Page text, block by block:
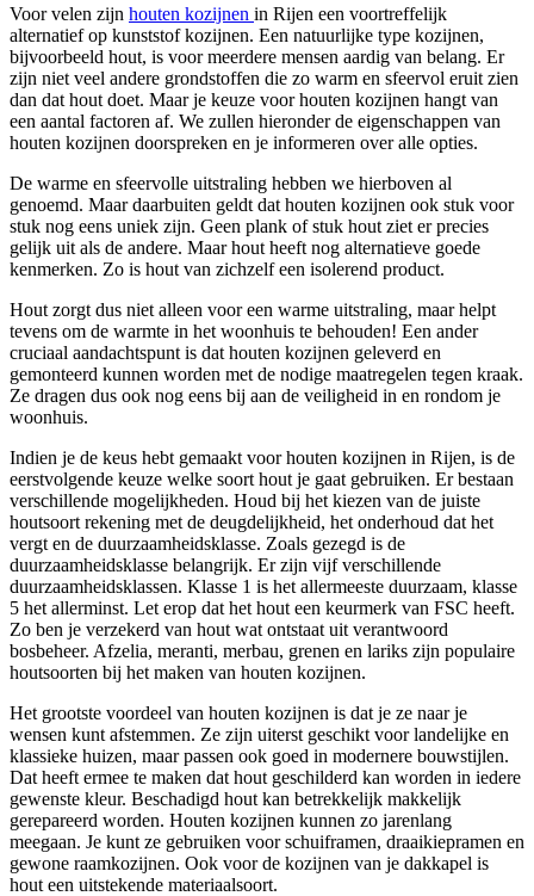
Voor velen zijn houten kozijnen in Rijen een voortreffelijk
alternatief op kunststof kozijnen. Een natuurlijke type kozijnen,
bijvoorbeeld hout, is voor meerdere mensen aardig van belang. Er
zijn niet veel andere grondstoffen die zo warm en sfeervol eruit zien
dan dat hout doet. Maar je keuze voor houten kozijnen hangt van
een aantal factoren af. We zullen hieronder de eigenschappen van
houten kozijnen doorspreken en je informeren over alle opties.
De warme en sfeervolle uitstraling hebben we hierboven al
genoemd. Maar daarbuiten geldt dat houten kozijnen ook stuk voor
stuk nog eens uniek zijn. Geen plank of stuk hout ziet er precies
gelijk uit als de andere. Maar hout heeft nog alternatieve goede
kenmerken. Zo is hout van zichzelf een isolerend product.
Hout zorgt dus niet alleen voor een warme uitstraling, maar helpt
tevens om de warmte in het woonhuis te behouden! Een ander
cruciaal aandachtspunt is dat houten kozijnen geleverd en
gemonteerd kunnen worden met de nodige maatregelen tegen kraak.
Ze dragen dus ook nog eens bij aan de veiligheid in en rondom je
woonhuis.
Indien je de keus hebt gemaakt voor houten kozijnen in Rijen, is de
eerstvolgende keuze welke soort hout je gaat gebruiken. Er bestaan
verschillende mogelijkheden. Houd bij het kiezen van de juiste
houtsoort rekening met de deugdelijkheid, het onderhoud dat het
vergt en de duurzaamheidsklasse. Zoals gezegd is de
duurzaamheidsklasse belangrijk. Er zijn vijf verschillende
duurzaamheidsklassen. Klasse 1 is het allermeeste duurzaam, klasse
5 het allerminst. Let erop dat het hout een keurmerk van FSC heeft.
Zo ben je verzekerd van hout wat ontstaat uit verantwoord
bosbeheer. Afzelia, meranti, merbau, grenen en lariks zijn populaire
houtsoorten bij het maken van houten kozijnen.
Het grootste voordeel van houten kozijnen is dat je ze naar je
wensen kunt afstemmen. Ze zijn uiterst geschikt voor landelijke en
klassieke huizen, maar passen ook goed in modernere bouwstijlen.
Dat heeft ermee te maken dat hout geschilderd kan worden in iedere
gewenste kleur. Beschadigd hout kan betrekkelijk makkelijk
gerepareerd worden. Houten kozijnen kunnen zo jarenlang
meegaan. Je kunt ze gebruiken voor schuiframen, draaikiepramen en
gewone raamkozijnen. Ook voor de kozijnen van je dakkapel is
hout een uitstekende materiaalsoort.